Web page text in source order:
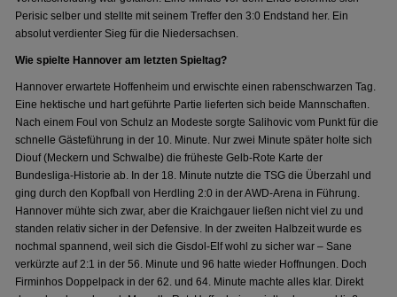
Perisic selber und stellte mit seinem Treffer den 3:0 Endstand her. Ein
absolut verdienter Sieg für die Niedersachsen.
Wie spielte Hannover am letzten Spieltag?
Hannover erwartete Hoffenheim und erwischte einen rabenschwarzen Tag.
Eine hektische und hart geführte Partie lieferten sich beide Mannschaften.
Nach einem Foul von Schulz an Modeste sorgte Salihovic vom Punkt für die
schnelle Gästeführung in der 10. Minute. Nur zwei Minute später holte sich
Diouf (Meckern und Schwalbe) die früheste Gelb-Rote Karte der
Bundesliga-Historie ab. In der 18. Minute nutzte die TSG die Überzahl und
ging durch den Kopfball von Herdling 2:0 in der AWD-Arena in Führung.
Hannover mühte sich zwar, aber die Kraichgauer ließen nicht viel zu und
standen relativ sicher in der Defensive. In der zweiten Halbzeit wurde es
nochmal spannend, weil sich die Gisdol-Elf wohl zu sicher war – Sane
verkürzte auf 2:1 in der 56. Minute und 96 hatte wieder Hoffnungen. Doch
Firminhos Doppelpack in der 62. und 64. Minute machte alles klar. Direkt